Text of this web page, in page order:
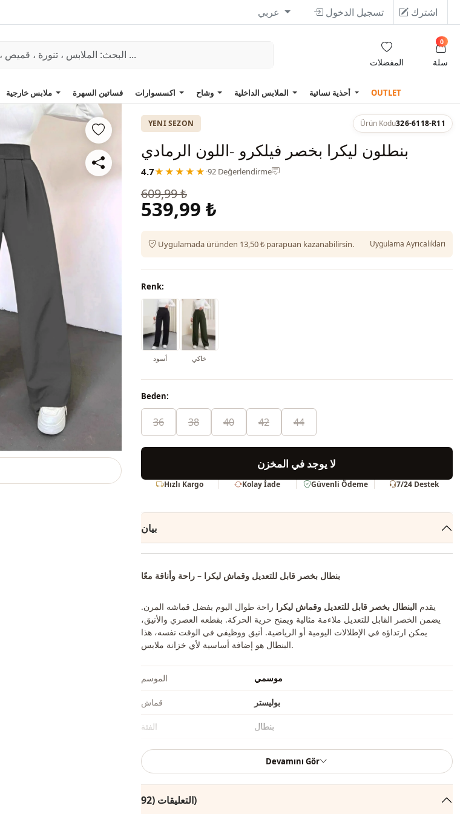
تسجيل الدخول اشترك
المفضلات سلة
0
ملابس خارجية فساتين السهرة OUTLET
YENI SEZON Ürün Kodu326-6118-R11
بنطلون ليكرا بخصر فيلكرو -اللون الرمادي
4.7★★★★★ ·92 Değerlendirme
609,99 ₺
539,99 ₺
Uygulamada üründen 13,50 ₺ parapuan kazanabilirsin. Uygulama Ayrıcalıkları
Renk:
أسود خاكي
Beden:
36 38 40 42 44
لا يوجد في المخزن
Hızlı Kargo Kolay İade Güvenli Ödeme 7/24 Destek
بيان
بنطال بخصر قابل للتعديل وقماش ليكرا – راحة وأناقة معًا
يقدمالبنطال بخصر قابل للتعديل وقماش ليكرا راحة طوال اليوم بفضل قماشه المرن.
يضمن الخصر القابل للتعديل ملاءمة مثالية ويمنح حرية الحركة. بقطعه العصري والأنيق،
يمكن ارتداؤه في الإطلالات اليومية أو الرياضية. أنيق ووظيفي في الوقت نفسه، هذا
البنطال هو إضافة أساسية لأي خزانة ملابس.
الموسم موسمي
قماش بوليستر
الفئة بنطال
الأناقة رياضي
الأناقة كاجوال
نوع النسيج
Devamını Gör
التعليقات (92)